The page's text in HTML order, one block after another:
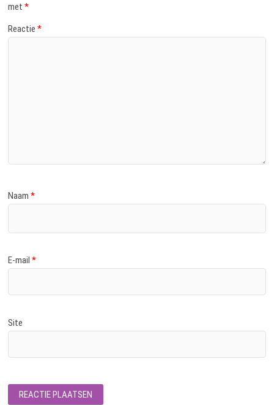
met*
Reactie*
Naam*
E-mail*
Site